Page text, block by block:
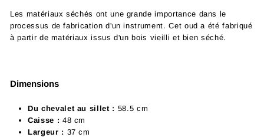
Les matériaux séchés ont une grande importance dans le
processus de fabrication d'un instrument. Cet oud a été fabriqué
à partir de matériaux issus d'un bois vieilli et bien séché.
Dimensions
Du chevalet au sillet : 58.5 cm
Caisse : 48 cm
Largeur : 37 cm